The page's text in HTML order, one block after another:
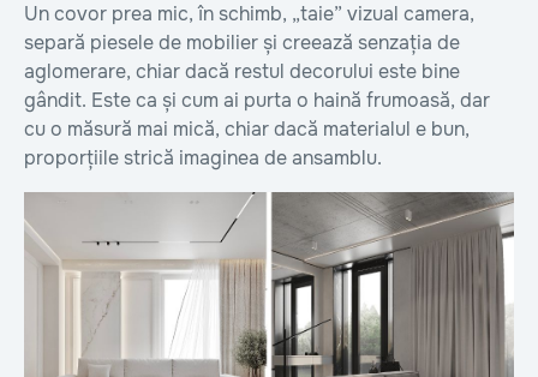
Un covor prea mic, în schimb, „taie” vizual camera,
separă piesele de mobilier și creează senzația de
aglomerare, chiar dacă restul decorului este bine
gândit. Este ca și cum ai purta o haină frumoasă, dar
cu o măsură mai mică, chiar dacă materialul e bun,
proporțiile strică imaginea de ansamblu.